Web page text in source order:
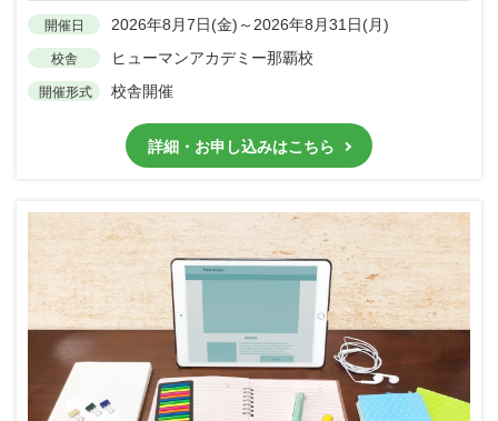
開催日 2026年8月7日(金)～2026年8月31日(月)
校舎 ヒューマンアカデミー那覇校
開催形式 校舎開催
詳細・お申し込みはこちら